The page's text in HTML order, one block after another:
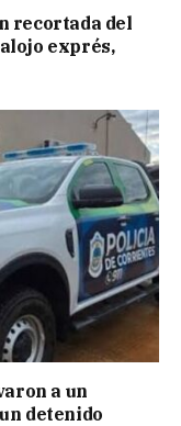
recortada del
exprés,
a un
detenido